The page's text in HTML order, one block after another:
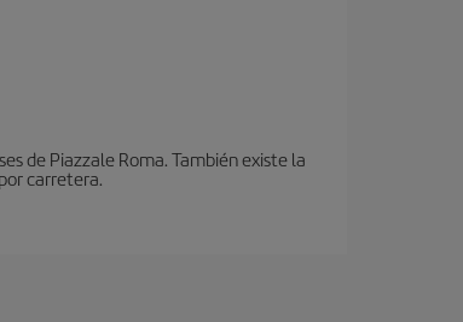
de Piazzale Roma. También existe la
carretera.